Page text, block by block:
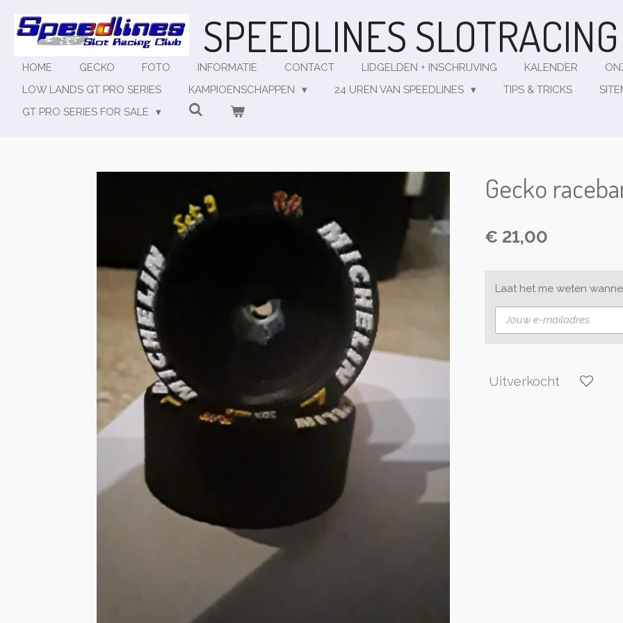
direct
hoofdinhoud
SPEEDLINES SLOTRACING
HOME GECKO FOTO INFORMATIE CONTACT LIDGELDEN + INSCHRIJVING KALENDER
LOW LANDS GT PRO SERIES
KAMPIOENSCHAPPEN 24 UREN VAN SPEEDLINES TIPS & TRICKS
GT PRO SERIES FOR SALE
Gecko
€ 21,00
Laat het me weten
Uitverkocht